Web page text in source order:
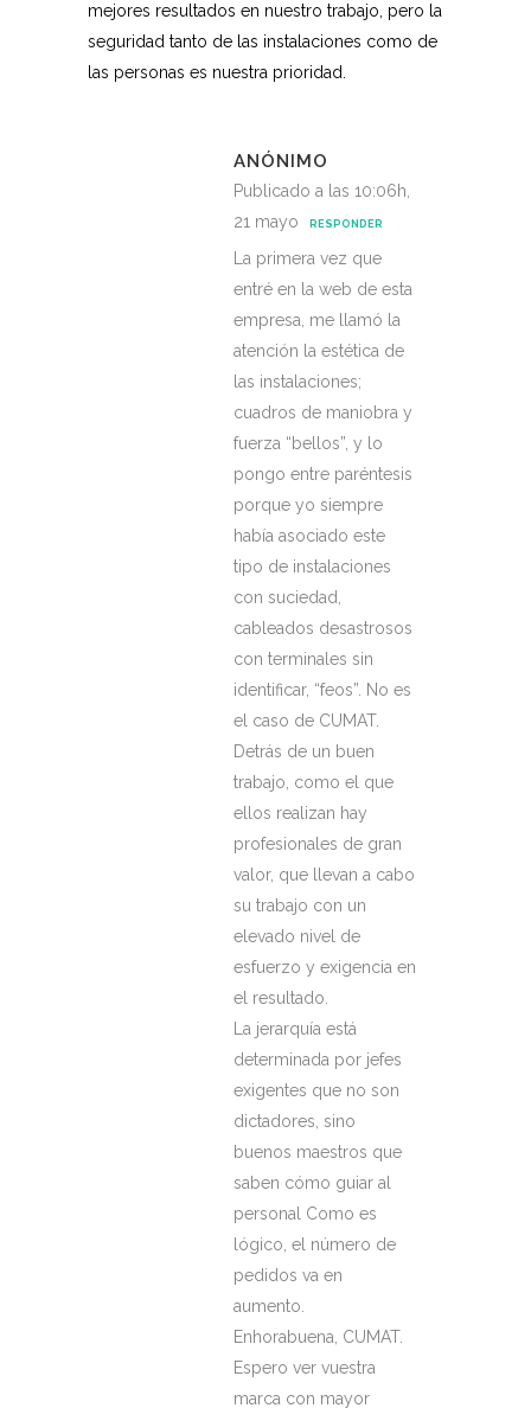
mejores resultados en nuestro trabajo, pero la
seguridad tanto de las instalaciones como de
las personas es nuestra prioridad.
ANÓNIMO
Publicado a las 10:06h,
21 mayo
RESPONDER
La primera vez que
entré en la web de esta
empresa, me llamó la
atención la estética de
las instalaciones;
cuadros de maniobra y
fuerza “bellos”, y lo
pongo entre paréntesis
porque yo siempre
había asociado este
tipo de instalaciones
con suciedad,
cableados desastrosos
con terminales sin
identificar, “feos”. No es
el caso de CUMAT.
Detrás de un buen
trabajo, como el que
ellos realizan hay
profesionales de gran
valor, que llevan a cabo
su trabajo con un
elevado nivel de
esfuerzo y exigencia en
el resultado.
La jerarquía está
determinada por jefes
exigentes que no son
dictadores, sino
buenos maestros que
saben cómo guiar al
personal Como es
lógico, el número de
pedidos va en
aumento.
Enhorabuena, CUMAT.
Espero ver vuestra
marca con mayor